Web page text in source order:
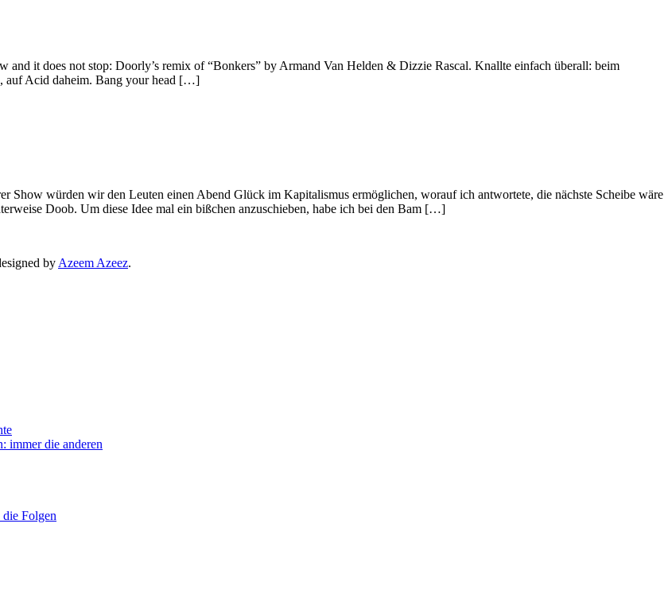
it does not stop: Doorly’s remix of “Bonkers” by Armand Van Helden & Dizzie Rascal. Knallte einfach überall: beim
auf Acid daheim. Bang your head […]
Show würden wir den Leuten einen Abend Glück im Kapitalismus ermöglichen, worauf ich antwortete, die nächste Scheibe wäre
Doob. Um diese Idee mal ein bißchen anzuschieben, habe ich bei den Bam […]
by Azeem Azeez.
die anderen
Folgen